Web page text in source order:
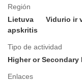
Región
Lietuva
Vidurio ir
apskritis
Tipo de actividad
Higher or
Enlaces